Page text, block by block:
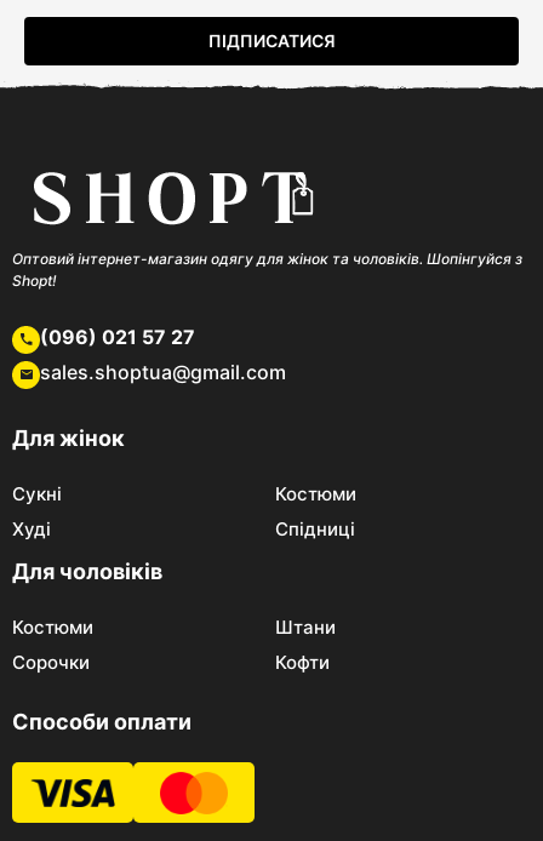
Оптовий інтернет-магазин одягу для жінок та чоловіків. Шопінгуйся з
Shopt!
(096) 021 57 27
sales.shoptua@gmail.com
Для жінок
Сукні
Костюми
Худі
Спідниці
Для чоловіків
Костюми
Штани
Сорочки
Кофти
Способи оплати